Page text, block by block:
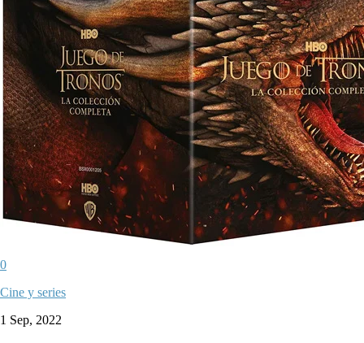
0
Cine y series
1 Sep, 2022